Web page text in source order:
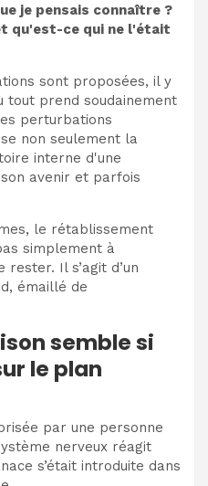
je pensais connaître ?
qu'est-ce qui ne l'était
sont proposées, il y
tout prend soudainement
perturbations
non seulement la
interne d'une
avenir et parfois
le rétablissement
simplement à
Il s’agit d’un
émaillé de
semble si
le plan
par une personne
nerveux réagit
s’était introduite dans